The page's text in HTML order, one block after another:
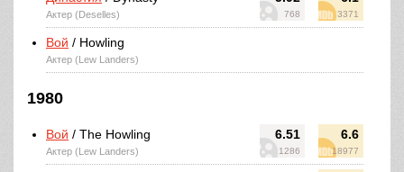
768 3371
Актер (Deselles)
Вой / Howling
Актер (Lew Landers)
1980
6.51
1286
6.6
18977
Вой / The Howling
Актер (Lew Landers)